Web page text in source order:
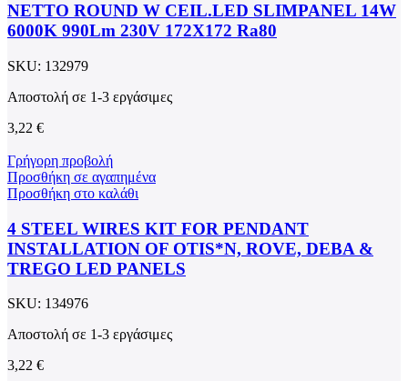
NETTO ROUND W CEIL.LED SLIMPANEL 14W
6000K 990Lm 230V 172X172 Ra80
SKU: 132979
Αποστολή σε 1-3 εργάσιμες
3,22 €
Γρήγορη προβολή
Προσθήκη σε αγαπημένα
Προσθήκη στο καλάθι
4 STEEL WIRES KIT FOR PENDANT
INSTALLATION OF OTIS*N, ROVE, DEBA &
TREGO LED PANELS
SKU: 134976
Αποστολή σε 1-3 εργάσιμες
3,22 €